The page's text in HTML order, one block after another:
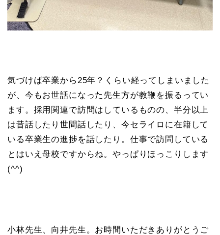
気づけば卒業から25年？くらい経ってしまいました
が、今もお世話になった先生方が教鞭を振るってい
ます。採用関連で訪問はしているものの、半分以上
は昔話したり世間話したり、今セライロに在籍して
いる卒業生の進捗を話したり。仕事で訪問している
とはいえ母校ですからね。やっぱりほっこりします
(^^)
小林先生、向井先生。お時間いただきありがとうご